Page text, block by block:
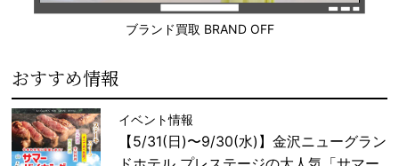
ブランド買取 BRAND OFF
おすすめ情報
イベント情報
【5/31(日)〜9/30(水)】金沢ニューグラン